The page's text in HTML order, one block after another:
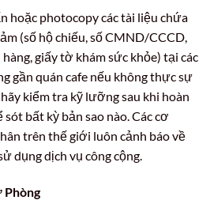
hoặc photocopy các tài liệu chứa
(số hộ chiếu, số CMND/CCCD,
giấy tờ khám sức khỏe) tại các
gần quán cafe nếu không thực sự
kiểm tra kỹ lưỡng sau khi hoàn
bất kỳ bản sao nào. Các cơ
trên thế giới luôn cảnh báo về
dụng dịch vụ công cộng.
Phòng